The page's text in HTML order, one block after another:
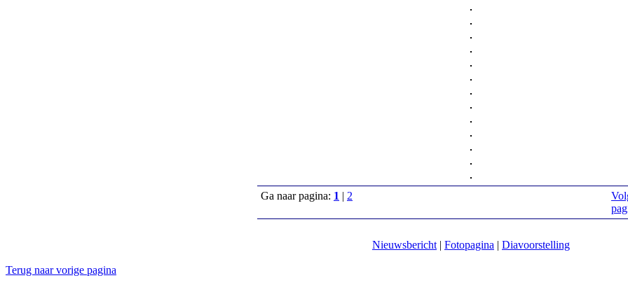
Ga naar pagina: 1 | 2
Nieuwsbericht | Fotopagina | Diavoorstelling
Terug naar vorige pagina